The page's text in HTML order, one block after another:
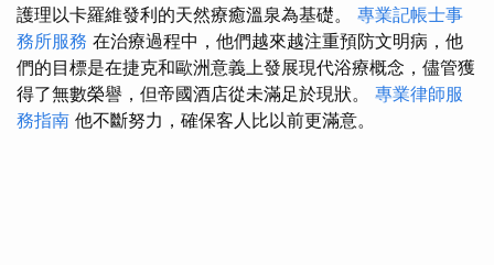
護理以卡羅維發利的天然療癒溫泉為基礎。 專業記帳士事
務所服務 在治療過程中，他們越來越注重預防文明病，他
們的目標是在捷克和歐洲意義上發展現代浴療概念，儘管獲
得了無數榮譽，但帝國酒店從未滿足於現狀。 專業律師服
務指南 他不斷努力，確保客人比以前更滿意。